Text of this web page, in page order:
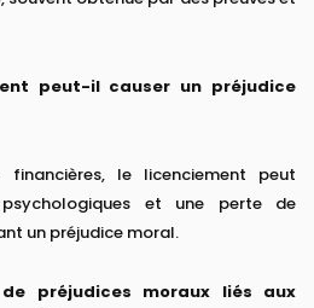
peut-il causer un préjudice
financières, le licenciement peut
et une perte de
un préjudice moral.
préjudices moraux liés aux